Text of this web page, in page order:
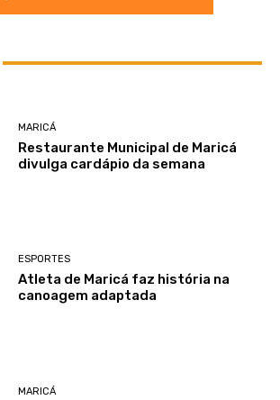
MARICÁ
Restaurante Municipal de Maricá
divulga cardápio da semana
ESPORTES
Atleta de Maricá faz história na
canoagem adaptada
MARICÁ